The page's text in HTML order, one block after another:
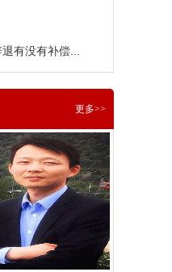
有没有补偿...
更多>>